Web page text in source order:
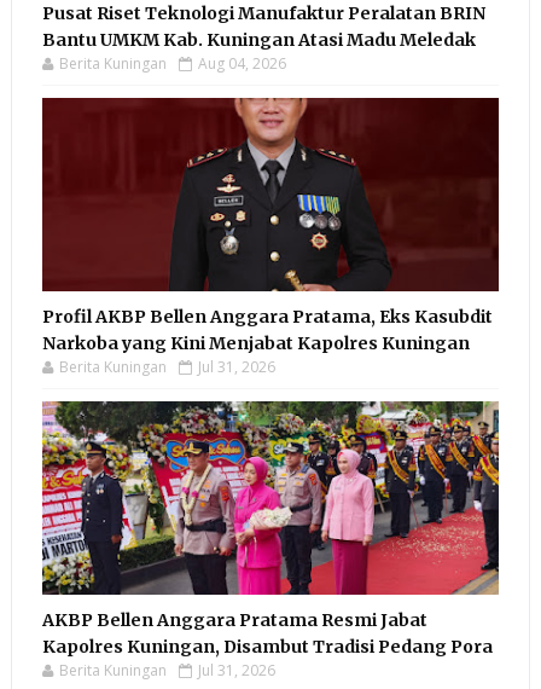
Pusat Riset Teknologi Manufaktur Peralatan BRIN
Bantu UMKM Kab. Kuningan Atasi Madu Meledak
Berita Kuningan Aug 04, 2026
Profil AKBP Bellen Anggara Pratama, Eks Kasubdit
Narkoba yang Kini Menjabat Kapolres Kuningan
Berita Kuningan Jul 31, 2026
AKBP Bellen Anggara Pratama Resmi Jabat
Kapolres Kuningan, Disambut Tradisi Pedang Pora
Berita Kuningan Jul 31, 2026